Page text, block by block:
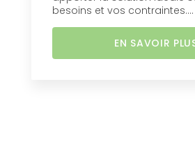
besoins et vos contraintes....
EN SAVOIR